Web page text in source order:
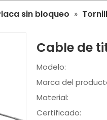
sin bloqueo »
Cable de
Modelo:
Marca del
Material:
Certificado: